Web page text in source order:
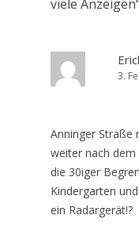
viele Anzeigen
3.
Anninger Straße
weiter nach dem
die 30iger
Kindergarten
ein Radargerät!?